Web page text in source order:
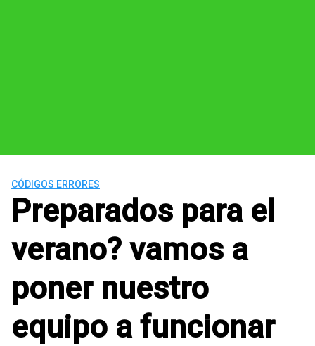
CÓDIGOS ERRORES
Preparados para el
verano? vamos a
poner nuestro
equipo a funcionar